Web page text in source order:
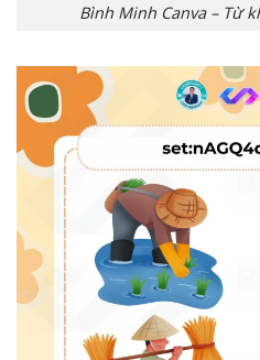
Bình Minh Canva – Từ